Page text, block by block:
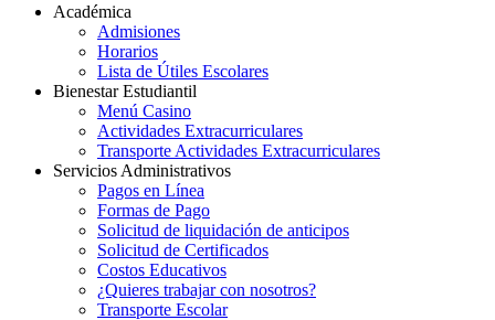
Académica
Admisiones
Horarios
Lista de Útiles Escolares
Bienestar Estudiantil
Menú Casino
Actividades Extracurriculares
Transporte Actividades Extracurriculares
Servicios Administrativos
Pagos en Línea
Formas de Pago
Solicitud de liquidación de anticipos
Solicitud de Certificados
Costos Educativos
¿Quieres trabajar con nosotros?
Transporte Escolar